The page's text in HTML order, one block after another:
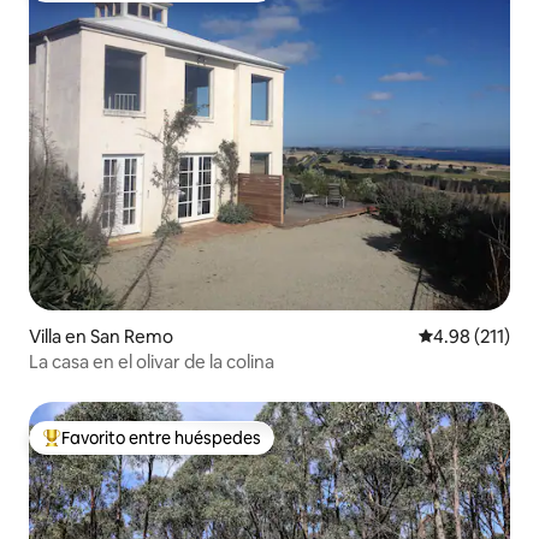
Villa en San Remo Calificación
4.98 (211)
La casa en el olivar de la colina
Favorito entre huéspedes preferido
Favorito entre huéspedes